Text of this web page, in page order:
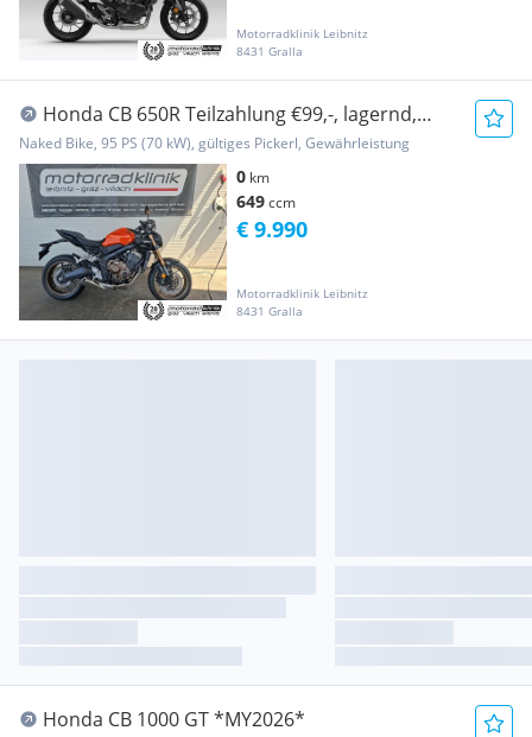
Motorradklinik Leibnitz
8431 Gralla
Honda CB 650R Teilzahlung €99,-, lagernd,
schnell verf...
Naked Bike, 95 PS (70 kW), gültiges Pickerl, Gewährleistung
0 km
649ccm
Motorradklinik Leibnitz
8431 Gralla
€ 9.990
Honda CB 1000 GT *MY2026*